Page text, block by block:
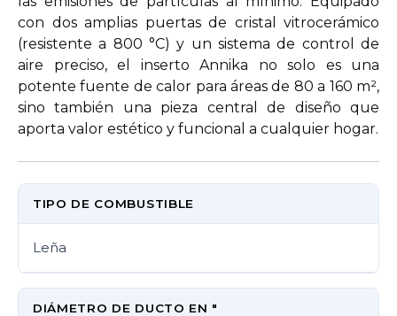
con dos amplias puertas de cristal vitrocerámico
(resistente a 800 °C) y un sistema de control de
aire preciso, el inserto Annika no solo es una
potente fuente de calor para áreas de 80 a 160 m²,
sino también una pieza central de diseño que
aporta valor estético y funcional a cualquier hogar.
TIPO DE COMBUSTIBLE
Leña
DIÁMETRO DE DUCTO EN "